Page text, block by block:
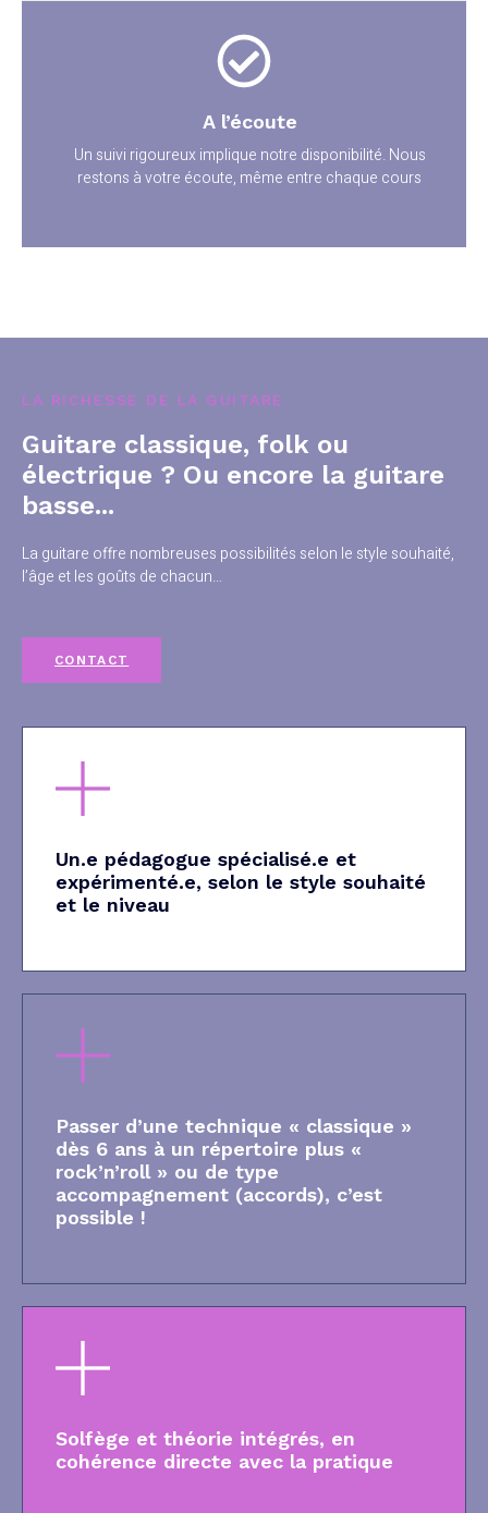
A l’écoute
Un suivi rigoureux implique notre disponibilité. Nous
restons à votre écoute, même entre chaque cours
LA RICHESSE DE LA GUITARE
Guitare classique, folk ou
électrique ? Ou encore la guitare
basse...
La guitare offre nombreuses possibilités selon le style souhaité,
l’âge et les goûts de chacun…
CONTACT
Un.e pédagogue spécialisé.e et
expérimenté.e, selon le style souhaité
et le niveau
Passer d’une technique « classique »
dès 6 ans à un répertoire plus «
rock’n’roll » ou de type
accompagnement (accords), c’est
possible !
Solfège et théorie intégrés, en
cohérence directe avec la pratique